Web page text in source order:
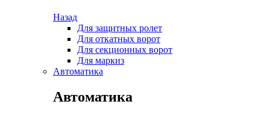
Назад
Для защитных ролет
Для откатных ворот
Для секционных ворот
Для маркиз
Автоматика
Автоматика